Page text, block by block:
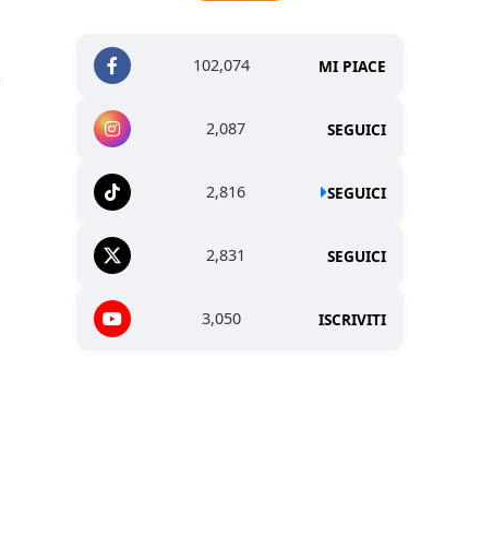
102,074 MI PIACE
2,087 SEGUICI
2,816 SEGUICI
2,831 SEGUICI
3,050 ISCRIVITI